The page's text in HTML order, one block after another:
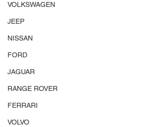
VOLKSWAGEN
JEEP
NISSAN
FORD
JAGUAR
RANGE ROVER
FERRARI
VOLVO